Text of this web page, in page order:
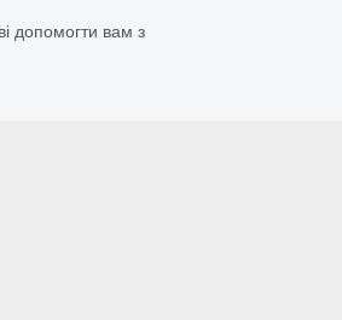
допомогти вам з